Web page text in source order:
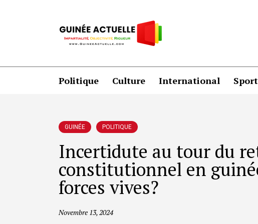
Politique Culture International
GUINÉE POLITIQUE
Incertidute au tour du
constitutionnel en
forces vives?
Novembre 13, 2024